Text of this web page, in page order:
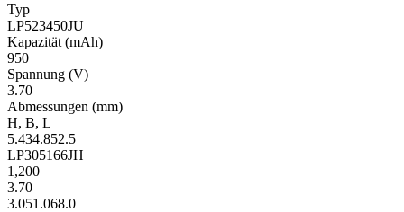
Typ
LP523450JU
Kapa­zität (mAh)
950
Span­nung (V)
3.70
Ab­mes­sungen (mm)
H, B, L
5.434.852.5
LP305166JH
1,200
3.70
3.051.068.0